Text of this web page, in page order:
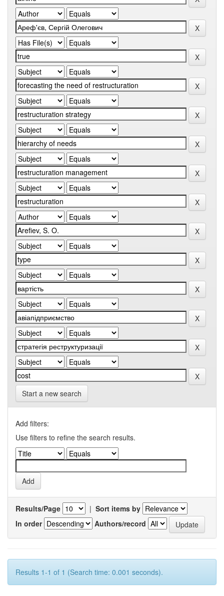
Start a new search
Add filters:
Use filters to refine the search results.
Results/Page | Sort items by
In order
Authors/record
Results 1-1 of 1 (Search time: 0.001 seconds).